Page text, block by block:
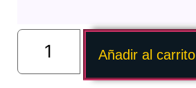
Añadir al carrito